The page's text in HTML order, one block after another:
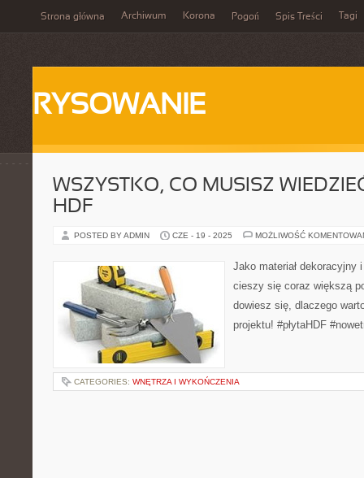
Strona główna Archiwum Korona Pogoń Spis Treści Tagi
RYSOWANIE
WSZYSTKO, CO MUSISZ
HDF
POSTED BY ADMIN CZE - 19 - 2025 MOŻLIWOŚĆ
Jako materiał dekoracyjny
cieszy się coraz większą
dowiesz się, dlaczego
projektu! #płytaHDF
CATEGORIES: WNĘTRZA I WYKOŃCZENIA